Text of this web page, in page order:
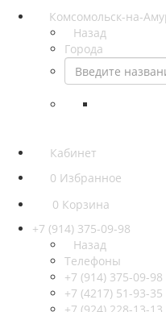
Комсомольск-на-
Назад
Города
Кабинет
0 Избранное
0 Корзина
+7 (914) 375-09-98
Назад
Телефоны
+7 (914) 375-09-98
+7 (4217) 51-93-35